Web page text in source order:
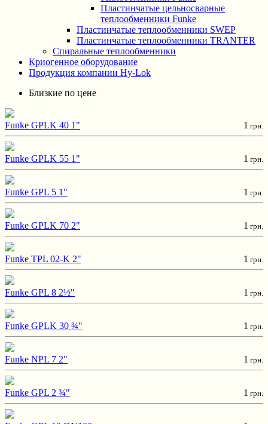
Пластинчатые цельносварные
теплообменники Funke
Пластинчатые теплообменники SWEP
Пластинчатые теплообменники TRANTER
Спиральные теплообменники
Криогенное оборудование
Продукция компании Hy-Lok
Близкие по цене
Funke GPLK 40 1" 1 грн.
Funke GPLK 55 1" 1 грн.
Funke GPL 5 1" 1 грн.
Funke GPLK 70 2" 1 грн.
Funke TPL 02-K 2" 1 грн.
Funke GPL 8 2½" 1 грн.
Funke GPLK 30 ¾" 1 грн.
Funke NPL 7 2" 1 грн.
Funke GPL 2 ¾" 1 грн.